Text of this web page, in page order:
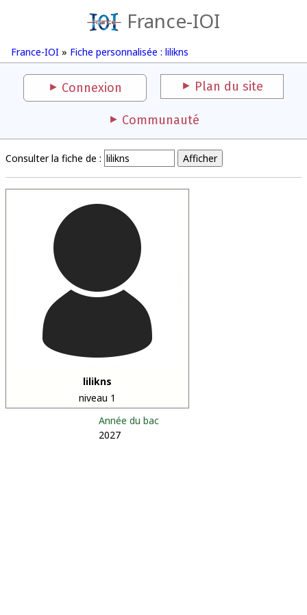
France-IOI
France-IOI » Fiche personnalisée : lilikns
Connexion Plan du site
Communauté
Consulter la fiche de :
lilikns
niveau 1
Année du bac
2027